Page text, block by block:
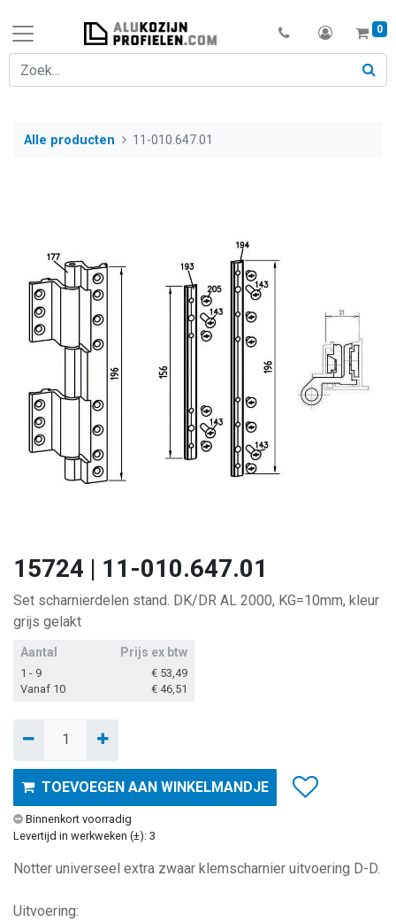
0
Alle producten 11-010.647.01
15724 | 11-010.647.01
Set scharnierdelen stand. DK/DR AL 2000, KG=10mm, kleur
grijs gelakt
Aantal Prijs ex btw
1 - 9 € 53,49
Vanaf 10
€ 46,51
TOEVOEGEN AAN WINKELMANDJE
Binnenkort voorradig
Levertijd in werkweken (±): 3
Notter universeel extra zwaar klemscharnier uitvoering D-D.
Uitvoering: